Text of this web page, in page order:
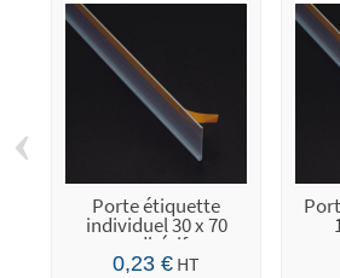
Porte étiquette
individuel 30 x 70
adhésif
0,23 € HT
‹